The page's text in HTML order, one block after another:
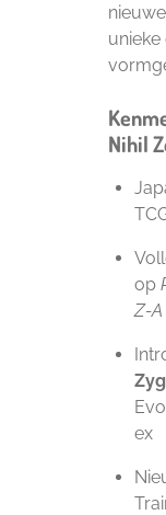
Nihil
op
Z-A
ex